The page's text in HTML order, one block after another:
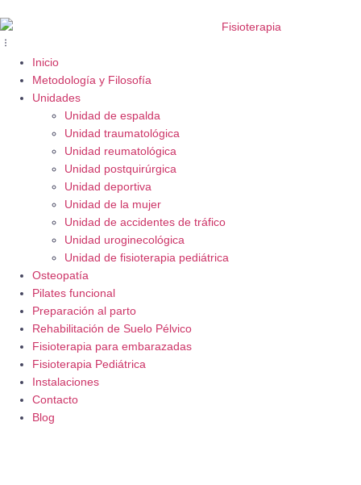
Inicio
Metodología y Filosofía
Unidades
Unidad de espalda
Unidad traumatológica
Unidad reumatológica
Unidad postquirúrgica
Unidad deportiva
Unidad de la mujer
Unidad de accidentes de tráfico
Unidad uroginecológica
Unidad de fisioterapia pediátrica
Osteopatía
Pilates funcional
Preparación al parto
Rehabilitación de Suelo Pélvico
Fisioterapia para embarazadas
Fisioterapia Pediátrica
Instalaciones
Contacto
Blog